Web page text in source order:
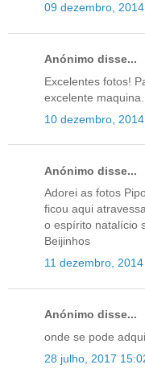
09 dezembro,
Anónimo disse...
Excelentes fotos!
excelente
10 dezembro,
Anónimo disse...
Adorei as fotos
ficou aqui
o espírito natalício
Beijinhos
11 dezembro,
Anónimo disse...
onde se pode
28 julho, 2017